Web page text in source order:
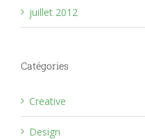
juillet 2012
Catégories
Creative
Design